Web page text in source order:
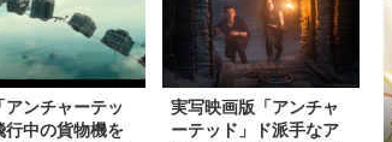
アンチャーテッ
行中の貨物機を
実写映画版「アンチャ
ーテッド」ド派手なア